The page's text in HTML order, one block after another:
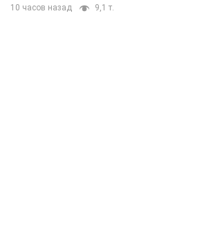
10 часов назад 9,1 т.